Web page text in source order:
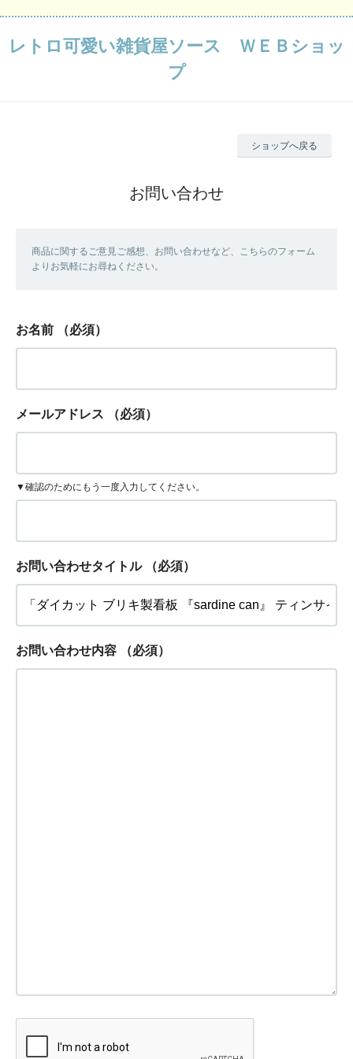
レトロ可愛い雑貨屋ソース ＷＥＢショッ
プ
ショップへ戻る
お問い合わせ
商品に関するご意見ご感想、お問い合わせなど、こちらのフォーム
よりお気軽にお尋ねください。
お名前 （必須）
メールアドレス （必須）
▼確認のためにもう一度入力してください。
お問い合わせタイトル （必須）
お問い合わせ内容 （必須）